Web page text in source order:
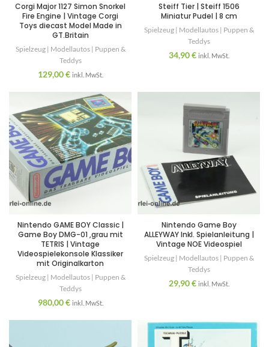
Corgi Major 1127 Simon Snorkel
Fire Engine | Vintage Corgi
Toys diecast Model Made in
GT.Britain
Spielzeug | Modellautos | Puppen &
Teddys
129,00€ inkl. MwSt.
Steiff Tier | Steiff 1506
Miniatur Pudel | 8 cm
Spielzeug | Modellautos | Puppen &
Teddys
34,90€ inkl. MwSt.
Nintendo GAME BOY Classic |
Game Boy DMG-01 ,grau mit
TETRIS | Vintage
Videospielekonsole Klassiker
mit Originalkarton
Spielzeug | Modellautos | Puppen &
Teddys
980,00€ inkl. MwSt.
Nintendo Game Boy
ALLEYWAY Inkl. Spielanleitung |
Vintage NOE Videospiel
Spielzeug | Modellautos | Puppen &
Teddys
29,90€ inkl. MwSt.